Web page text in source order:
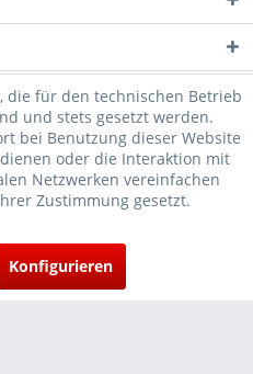
Freiberufler und
sich alle Preise zzgl.
beschrieben
die für den technischen Betrieb
und stets gesetzt werden.
bei Benutzung dieser Website
oder die Interaktion mit
Netzwerken vereinfachen
Zustimmung gesetzt.
Konfigurieren